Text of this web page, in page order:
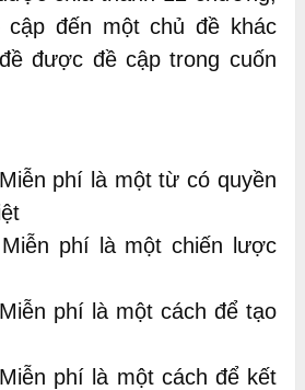
cập đến một chủ đề khác
được đề cập trong cuốn
phí là một từ có quyền
phí là một chiến lược
phí là một cách để tạo
phí là một cách để kết